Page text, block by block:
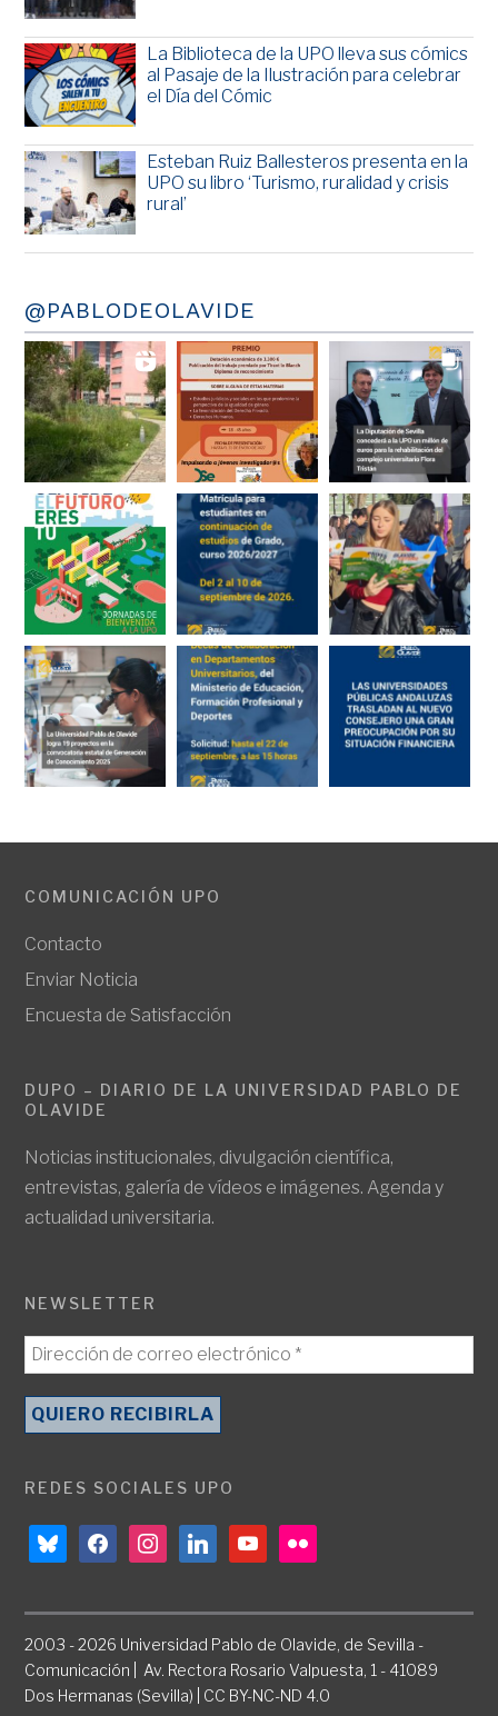
La Biblioteca de la UPO lleva sus cómics
al Pasaje de la Ilustración para celebrar
el Día del Cómic
Esteban Ruiz Ballesteros presenta en la
UPO su libro ‘Turismo, ruralidad y crisis
rural’
@PABLODEOLAVIDE
COMUNICACIÓN UPO
Contacto
Enviar Noticia
Encuesta de Satisfacción
DUPO – DIARIO DE LA UNIVERSIDAD PABLO DE
OLAVIDE
Noticias institucionales, divulgación científica,
entrevistas, galería de vídeos e imágenes. Agenda y
actualidad universitaria.
NEWSLETTER
REDES SOCIALES UPO
blueskyfacebookinstagramlinkedinyoutubeflickr
2003 - 2026 Universidad Pablo de Olavide, de Sevilla -
Comunicación | Av. Rectora Rosario Valpuesta, 1 - 41089
Dos Hermanas (Sevilla) | CC BY-NC-ND 4.0